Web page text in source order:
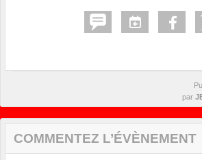
par
COMMENTEZ L’ÉVÈNEMENT